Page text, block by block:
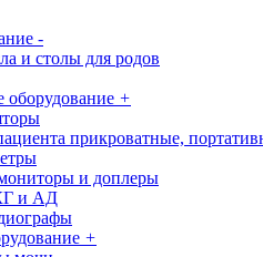
-
и столы для родов
оборудование +
прикроватные,
и доплеры
и АД
+